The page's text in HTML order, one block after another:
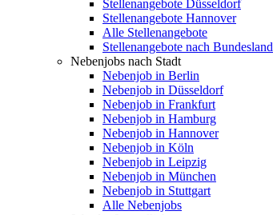
Stellenangebote Düsseldorf
Stellenangebote Hannover
Alle Stellenangebote
Stellenangebote nach Bundesland
Nebenjobs nach Stadt
Nebenjob in Berlin
Nebenjob in Düsseldorf
Nebenjob in Frankfurt
Nebenjob in Hamburg
Nebenjob in Hannover
Nebenjob in Köln
Nebenjob in Leipzig
Nebenjob in München
Nebenjob in Stuttgart
Alle Nebenjobs